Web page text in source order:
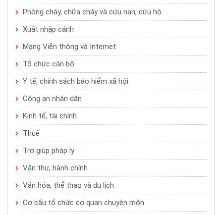
Phòng cháy, chữa cháy và cứu nạn, cứu hộ
Xuất nhập cảnh
Mạng Viễn thông và Internet
Tổ chức cán bộ
Y tế, chính sách bảo hiểm xã hội
Công an nhân dân
Kinh tế, tài chính
Thuế
Trợ giúp pháp lý
Văn thư, hành chính
Văn hóa, thể thao và du lịch
Cơ cấu tổ chức cơ quan chuyên môn